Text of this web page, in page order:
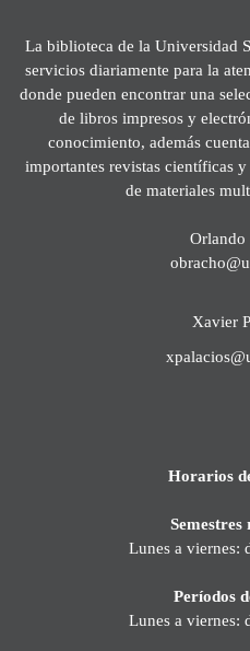
La biblioteca de la Universidad
servicios diariamente para la
donde pueden encontrar una
de libros impresos y
conocimiento, además
importantes revistas científicas
de materiales
Orlando
Xavier
Horarios
Semestres
Lunes a viernes:
Períodos
Lunes a viernes: